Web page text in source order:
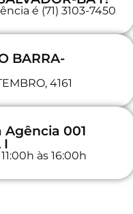
é (71) 3103-7450
BARRA-
4161
001
I
às 16:00h